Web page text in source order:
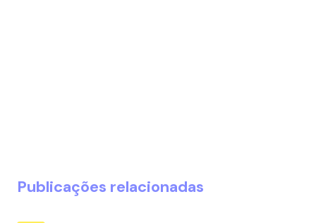
Publicações relacionadas